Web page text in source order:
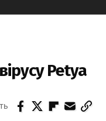
Petya